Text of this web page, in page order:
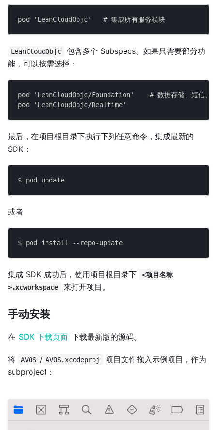
pod 'LeanCloudObjc'   # 集成所有服务模块
LeanCloudObjc
包含多个 Subspecs。如果只需要部分功
能，可以按需选择：
pod 'LeanCloudObjc/Foundation'    # 数据存储、短信、推
pod 'LeanCloudObjc/Realtime'
最后，在项目根目录下执行下列任意命令，集成最新的
SDK：
$ pod update
或者
$ pod install --repo-update
集成 SDK 成功后，使用项目根目录下
<项目名称
>.xcworkspace
来打开项目。
手动安装
在 SDK 下载页面 下载最新版的源码。
将 AVOS / AVOS.xcodeproj
项目文件拖入示例项目，作为
subproject：